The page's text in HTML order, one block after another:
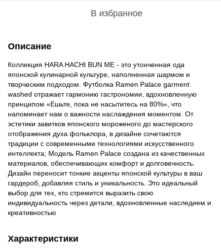
В избранное
Описание
Коллекция HARA HACHI BUN ME - это утонченная ода
японской кулинарной культуре, наполненная шармом и
творческим подходом. Футболка Ramen Palace garment
washed отражает гармонию гастрономии, вдохновленную
принципом «Ешьте, пока не насытитесь на 80%», что
напоминает нам о важности наслаждения моментом. От
эстетики завитков японского мороженого до мастерского
отображения духа фольклора, в дизайне сочетаются
традиции с современными технологиями искусственного
интеллекта; Модель Ramen Palace создана из качественных
материалов, обеспечивающих комфорт и долговечность.
Дизайн переносит тонкие акценты японской культуры в ваш
гардероб, добавляя стиль и уникальность. Это идеальный
выбор для тех, кто стремится выразить свою
индивидуальность через детали, вдохновленные наследием и
креативностью
Характеристики